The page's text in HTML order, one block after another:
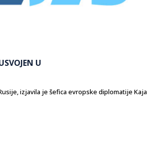
U
izjavila je šefica evropske diplomatije Kaja